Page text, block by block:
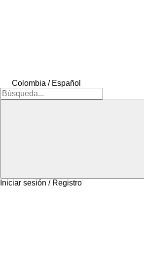
Colombia / Español
Iniciar sesión / Registro